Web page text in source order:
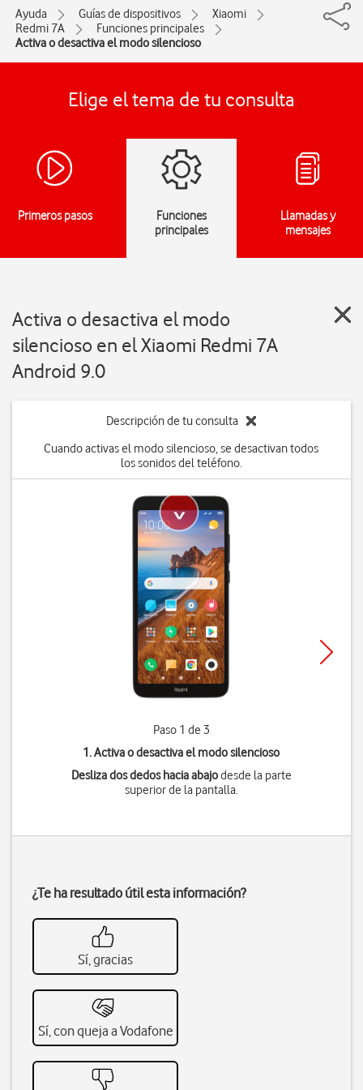
Ayuda Guías de dispositivos
Xiaomi
Redmi 7A
Funciones principales
Activa o desactiva el modo silencioso
Elige el tema de tu consulta
Primeros pasos
Funciones
principales
Llamadas y
mensajes
Activa o desactiva el modo
silencioso en el Xiaomi Redmi 7A
Android 9.0
Descripción de tu consulta
Cuando activas el modo silencioso, se desactivan todos
los sonidos del teléfono.
Paso 1 de 3
1. Activa o desactiva el modo silencioso
Desliza dos dedos hacia abajodesde la parte
superior de la pantalla.
¿Te ha resultado útil esta información?
Sí, gracias
Sí, con queja a Vodafone